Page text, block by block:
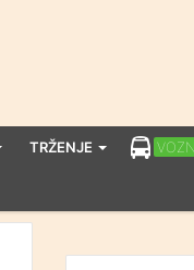
TRŽENJE LPP